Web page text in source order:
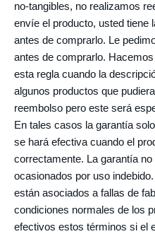
no-tangibles, no realizamos
envíe el producto, usted tiene
antes de comprarlo. Le
antes de comprarlo.
esta regla cuando la
algunos productos que
reembolso pero este será
En tales casos la garantía
se hará efectiva cuando el
correctamente. La garantía
ocasionados por uso
están asociados a fallas de
condiciones normales de los
efectivos estos términos si el